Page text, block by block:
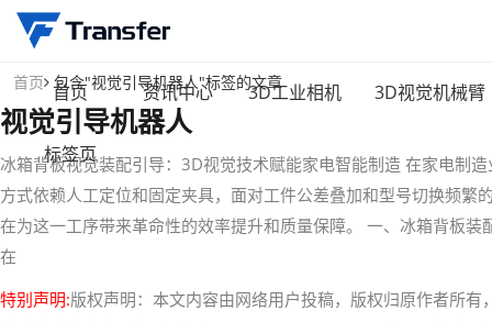
首页 资讯中心 3D工业相机 3D视觉机械臂
标签页
首页 包含"视觉引导机器人"标签的文章
视觉引导机器人
冰箱背板视觉装配引导：3D视觉技术赋能家电智能制造 在家电制
方式依赖人工定位和固定夹具，面对工件公差叠加和型号切换频
在为这一工序带来革命性的效率提升和质量保障。 一、冰箱背板
在
特别声明:版权声明：本文内容由网络用户投稿，版权归原作者所